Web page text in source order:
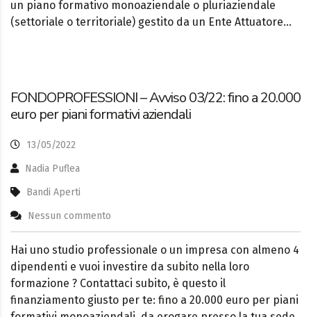
un piano formativo monoaziendale o pluriaziendale
(settoriale o territoriale) gestito da un Ente Attuatore…
FONDOPROFESSIONI – Avviso 03/22: fino a 20.000
euro per piani formativi aziendali
13/05/2022
Nadia Puflea
Bandi Aperti
Nessun commento
Hai uno studio professionale o un impresa con almeno 4
dipendenti e vuoi investire da subito nella loro
formazione ? Contattaci subito, è questo il
finanziamento giusto per te: fino a 20.000 euro per piani